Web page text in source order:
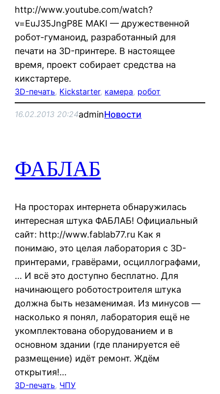
http://www.youtube.com/watch?
v=EuJ35JngP8E MAKI — дружественной
робот-гуманоид, разработанный для
печати на 3D-принтере. В настоящее
время, проект собирает средства на
кикстартере.
3D-печать, Kickstarter, камера, робот
16.02.2013 20:24adminНовости
ФАБЛАБ
На просторах интернета обнаружилась
интересная штука ФАБЛАБ! Официальный
сайт: http://www.fablab77.ru Как я
понимаю, это целая лаборатория с 3D-
принтерами, гравёрами, осциллографами,
… И всё это доступно бесплатно. Для
начинающего роботостроителя штука
должна быть незаменимая. Из минусов —
насколько я понял, лаборатория ещё не
укомплектована оборудованием и в
основном здании (где планируется её
размещение) идёт ремонт. Ждём
открытия!…
3D-печать, ЧПУ